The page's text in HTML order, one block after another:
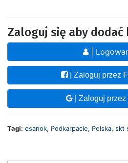
Zaloguj się aby
|
| Zaloguj przez
| Zaloguj przez
Tagi: esanok, Podkarpacie, Polska, skt